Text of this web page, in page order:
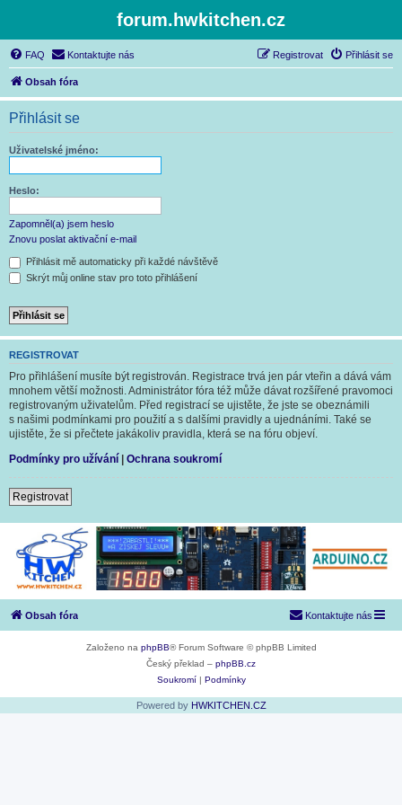
forum.hwkitchen.cz
FAQ Kontaktujte nás Přihlásit se
Registrovat
Obsah fóra
Přihlásit se
Uživatelské jméno:
Heslo:
Zapomněl(a) jsem heslo
Znovu poslat aktivační e-mail
Přihlásit mě automaticky při každé návštěvě
Skrýt můj online stav pro toto přihlášení
REGISTROVAT
Pro přihlášení musíte být registrován. Registrace trvá jen pár vteřin a dává vám
mnohem větší možnosti. Administrátor fóra též může dávat rozšířené pravomoci
registrovaným uživatelům. Před registrací se ujistěte, že jste se obeznámili
s našimi podmínkami pro použití a s dalšími pravidly a ujednáními. Také se
ujistěte, že si přečtete jakákoliv pravidla, která se na fóru objeví.
Podmínky pro užívání | Ochrana soukromí
Registrovat
Obsah fóra Kontaktujte nás
Založeno na phpBB® Forum Software © phpBB Limited
Český překlad – phpBB.cz
Soukromí| Podmínky
Powered by HWKITCHEN.CZ